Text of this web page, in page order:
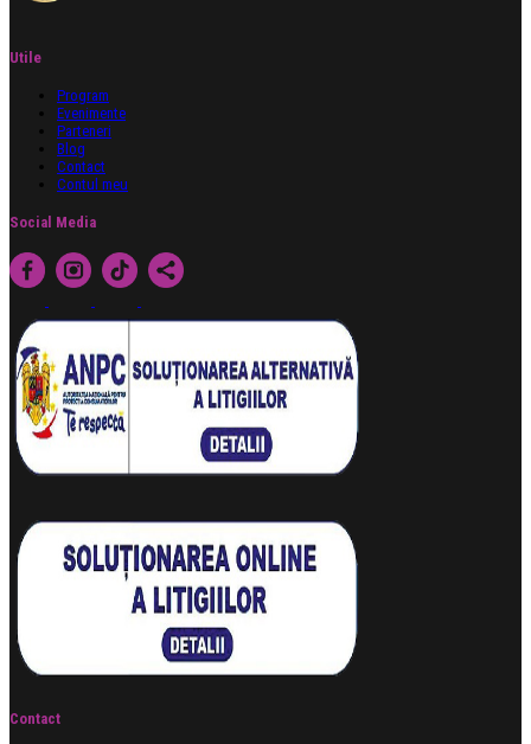
Utile
Program
Evenimente
Parteneri
Blog
Contact
Contul meu
Social Media
Contact